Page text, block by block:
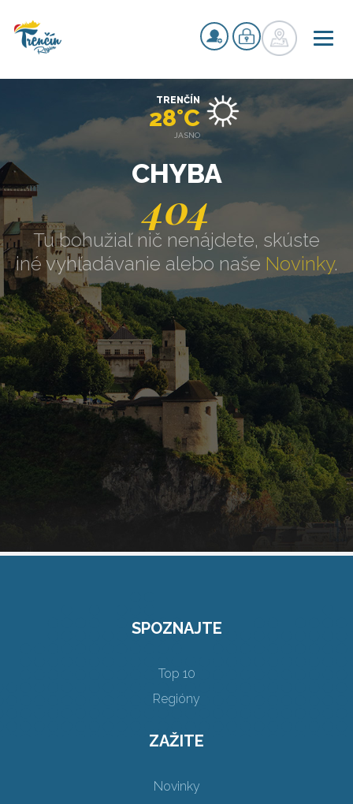
CHYBA
404
Tu bohužiaľ nič nenájdete, skúste
iné vyhľadávanie alebo naše Novinky.
TRENČÍN
28°C
JASNO
SPOZNAJTE
Top 10
Regióny
ZAŽITE
Novinky